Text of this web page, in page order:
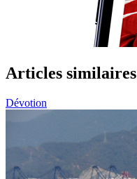
Articles similaires
Dévotion